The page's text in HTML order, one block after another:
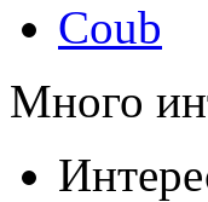
Coub
Много